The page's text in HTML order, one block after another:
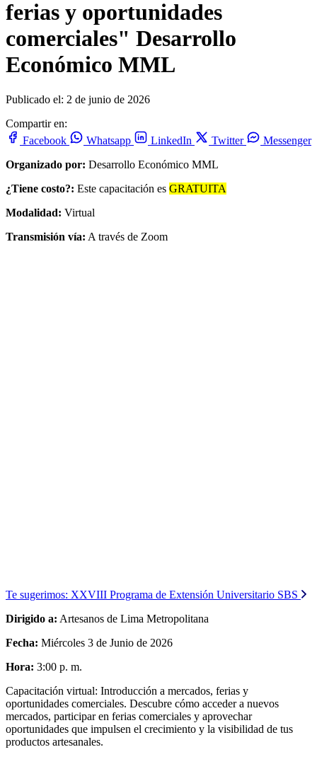
ferias y oportunidades
comerciales" Desarrollo
Económico MML
Publicado el: 2 de junio de 2026
Compartir en:
Facebook
Whatsapp LinkedIn Twitter
Messenger
Organizado por: Desarrollo Económico MML
¿Tiene costo?: Este capacitación es GRATUITA
Modalidad: Virtual
Transmisión vía: A través de Zoom
Te sugerimos: XXVIII Programa de Extensión Universitario SBS
Dirigido a: Artesanos de Lima Metropolitana
Fecha: Miércoles 3 de Junio de 2026
Hora: 3:00 p. m.
Capacitación virtual: Introducción a mercados, ferias y
oportunidades comerciales. Descubre cómo acceder a nuevos
mercados, participar en ferias comerciales y aprovechar
oportunidades que impulsen el crecimiento y la visibilidad de tus
productos artesanales.